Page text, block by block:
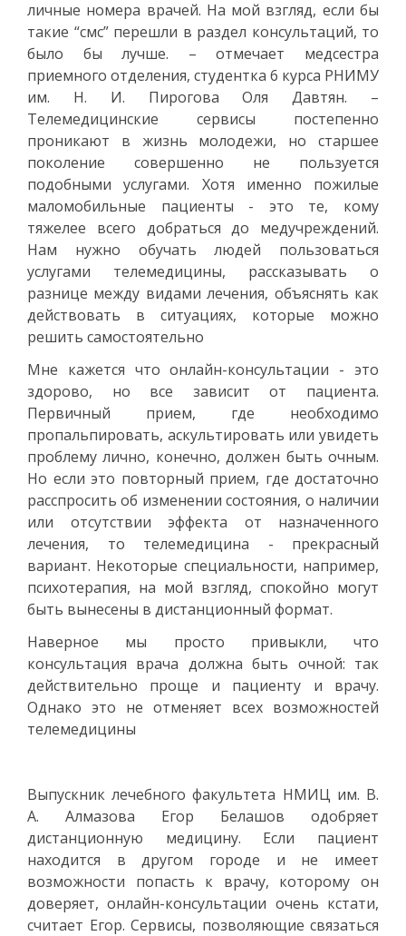
личные номера врачей. На мой взгляд, если бы
такие “смс” перешли в раздел консультаций, то
было бы лучше. – отмечает медсестра
приемного отделения, студентка 6 курса РНИМУ
им. Н. И. Пирогова Оля Давтян. –
Телемедицинские сервисы постепенно
проникают в жизнь молодежи, но старшее
поколение совершенно не пользуется
подобными услугами. Хотя именно пожилые
маломобильные пациенты - это те, кому
тяжелее всего добраться до медучреждений.
Нам нужно обучать людей пользоваться
услугами телемедицины, рассказывать о
разнице между видами лечения, объяснять как
действовать в ситуациях, которые можно
решить самостоятельно
Мне кажется что онлайн-консультации - это
здорово, но все зависит от пациента.
Первичный прием, где необходимо
пропальпировать, аскультировать или увидеть
проблему лично, конечно, должен быть очным.
Но если это повторный прием, где достаточно
расспросить об изменении состояния, о наличии
или отсутствии эффекта от назначенного
лечения, то телемедицина - прекрасный
вариант. Некоторые специальности, например,
психотерапия, на мой взгляд, спокойно могут
быть вынесены в дистанционный формат.
Наверное мы просто привыкли, что
консультация врача должна быть очной: так
действительно проще и пациенту и врачу.
Однако это не отменяет всех возможностей
телемедицины
Выпускник лечебного факультета НМИЦ им. В.
А. Алмазова Егор Белашов одобряет
дистанционную медицину. Если пациент
находится в другом городе и не имеет
возможности попасть к врачу, которому он
доверяет, онлайн-консультации очень кстати,
считает Егор. Сервисы, позволяющие связаться